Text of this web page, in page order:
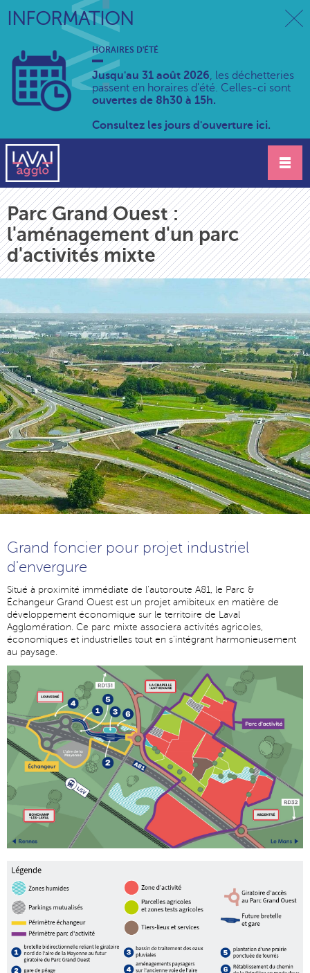
INFORMATION
HORAIRES D'ÉTÉ
Jusqu'au 31 août 2026, les déchetteries
passent en horaires d'été. Celles-ci sont
ouvertes de 8h30 à 15h.
Consultez les jours d'ouverture ici.
Parc Grand Ouest :
l'aménagement d'un parc
d'activités mixte
Grand foncier pour projet industriel
d'envergure
Situé à proximité immédiate de l'autoroute A81, le Parc &
Échangeur Grand Ouest est un projet amibiteux en matière de
développement économique sur le territoire de Laval
Agglomération. Ce parc mixte associera activités agricoles,
économiques et industrielles tout en s'intégrant harmonieusement
au paysage.